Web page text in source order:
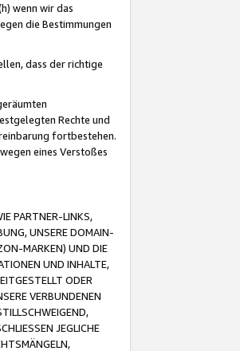
wenn wir das
die Bestimmungen
dass der richtige
Rechte und
fortbestehen.
eines Verstoßes
PARTNER-LINKS,
UNSERE DOMAIN-
MARKEN) UND DIE
UND INHALTE,
ODER
VERBUNDENEN
JEGLICHE